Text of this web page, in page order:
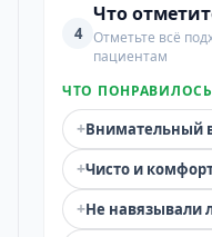
4
Что
Отметьте всё
пациентам
ЧТО ПОНРАВИЛОСЬ
+Внимательный
+Чисто и
+Не навязывали